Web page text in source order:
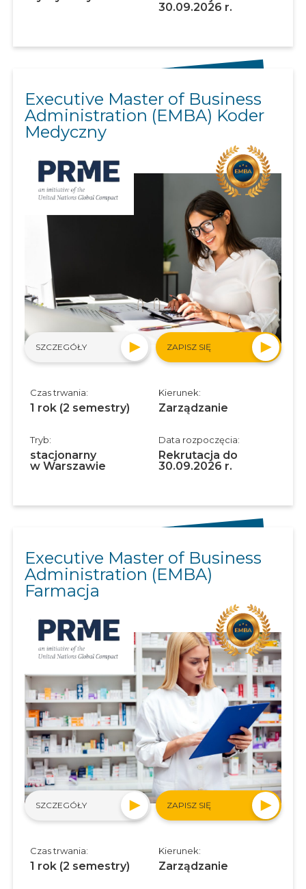
30.09.2026 r.
Executive Master of Business
Administration (EMBA) Koder
Medyczny
SZCZEGÓŁY ZAPISZ SIĘ
Czas trwania:
1 rok (2 semestry)
Kierunek:
Zarządzanie
Tryb:
stacjonarny
w Warszawie
Data rozpoczęcia:
Rekrutacja do
30.09.2026 r.
Executive Master of Business
Administration (EMBA)
Farmacja
SZCZEGÓŁY ZAPISZ SIĘ
Czas trwania:
1 rok (2 semestry)
Kierunek:
Zarządzanie